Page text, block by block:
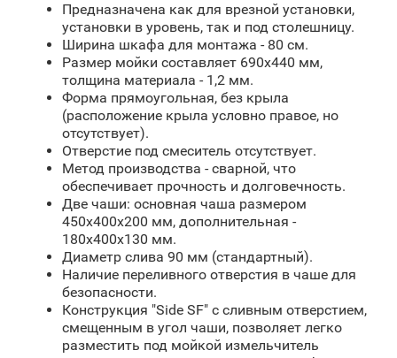
Предназначена как для врезной установки,
установки в уровень, так и под столешницу.
Ширина шкафа для монтажа - 80 см.
Размер мойки составляет 690x440 мм,
толщина материала - 1,2 мм.
Форма прямоугольная, без крыла
(расположение крыла условно правое, но
отсутствует).
Отверстие под смеситель отсутствует.
Метод производства - сварной, что
обеспечивает прочность и долговечность.
Две чаши: основная чаша размером
450x400x200 мм, дополнительная -
180x400x130 мм.
Диаметр слива 90 мм (стандартный).
Наличие переливного отверстия в чаше для
безопасности.
Конструкция "Side SF" с сливным отверстием,
смещенным в угол чаши, позволяет легко
разместить под мойкой измельчитель